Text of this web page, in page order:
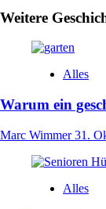
Weitere
Alles
Warum ein
Marc Wimmer31.
Alles